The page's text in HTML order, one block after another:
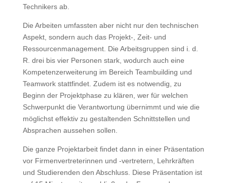
Technikers ab.
Die Arbeiten umfassten aber nicht nur den technischen
Aspekt, sondern auch das Projekt-, Zeit- und
Ressourcenmanagement. Die Arbeitsgruppen sind i. d.
R. drei bis vier Personen stark, wodurch auch eine
Kompetenzerweiterung im Bereich Teambuilding und
Teamwork stattfindet. Zudem ist es notwendig, zu
Beginn der Projektphase zu klären, wer für welchen
Schwerpunkt die Verantwortung übernimmt und wie die
möglichst effektiv zu gestaltenden Schnittstellen und
Absprachen aussehen sollen.
Die ganze Projektarbeit findet dann in einer Präsentation
vor Firmenvertreterinnen und -vertretern, Lehrkräften
und Studierenden den Abschluss. Diese Präsentation ist